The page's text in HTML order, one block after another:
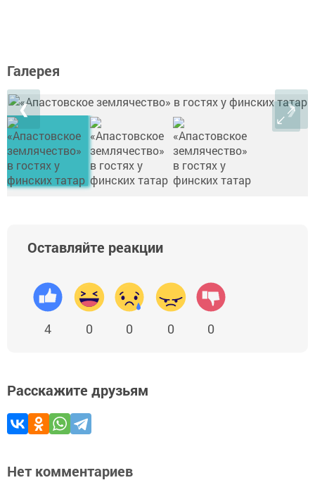
Галерея
❮ ❯
Оставляйте реакции
4 0 0 0 0
Расскажите друзьям
Нет комментариев